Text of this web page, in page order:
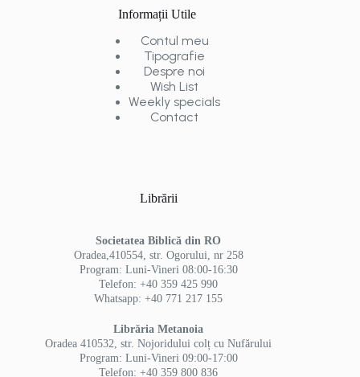
Informații Utile
Contul meu
Tipografie
Despre noi
Wish List
Weekly specials
Contact
Librării
Societatea Biblică din RO
Oradea,410554, str. Ogorului, nr 258
Program: Luni-Vineri 08:00-16:30
Telefon: +40 359 425 990
Whatsapp: +40 771 217 155
Librăria Metanoia
Oradea 410532, str. Nojoridului colț cu Nufărului
Program: Luni-Vineri 09:00-17:00
Telefon: +40 359 800 836